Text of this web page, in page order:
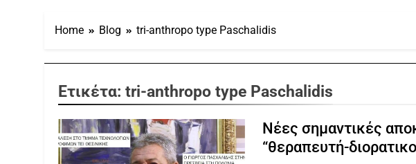
Home Blog tri-anthropo type Paschalidis
Ετικέτα: tri-anthropo type Paschalidis
Νέες σημαντικές
“θεραπευτή-